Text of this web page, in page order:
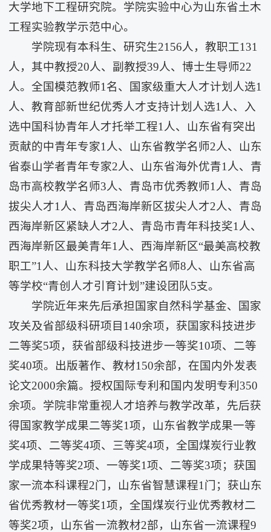
大学地下工程研究院。学院实验中心为山东省土木
工程实验教学示范中心。
学院现有本科生、研究生2156人，教职工131
人，其中教授20人、副教授39人、博士生导师22
人。全国模范教师1名、国家级重大人才计划人选1
人、教育部新世纪优秀人才支持计划人选1人、入
选中国科协青年人才托举工程1人、山东省有突出
贡献的中青年专家1人、山东省教学名师2人、山东
省泰山学者青年专家2人、山东省海外优青1人、青
岛市高校教学名师3人、青岛市优秀教师1人、青岛
拔尖人才1人、青岛西海岸新区拔尖人才2人、青岛
西海岸新区紧缺人才2人、青岛市青年科技奖1人、
西海岸新区最美青年1人、西海岸新区“最美高校教
职工”1人、山东科技大学教学名师8人、山东省高
等学校“青创人才引育计划”建设团队5支。
学院近年来先后承担国家自然科学基金、国家
攻关及省部级科研项目140余项，获国家科技进步
二等奖5项，获省部级科技进步一等奖10项、二等
奖40项。出版著作、教材150余部，在国内外发表
论文2000余篇。授权国际专利和国内发明专利350
余项。学院非常重视人才培养与教学改革，先后获
得国家教学成果二等奖1项，山东省教学成果一等
奖4项、二等奖4项、三等奖4项，全国煤炭行业教
学成果特等奖2项、一等奖1项、二等奖3项；获国
家一流本科课程2门，山东省智慧课程1门；获山东
省优秀教材一等奖1项，全国煤炭行业优秀教材二
等奖2项，山东省一流教材2部，山东省一流课程9